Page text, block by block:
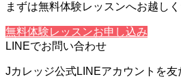
まずは無料体験レッスンへお越し
無料体験レッスンお申し込み
LINEでお問い合わせ
Jカレッジ公式LINEアカウントを友